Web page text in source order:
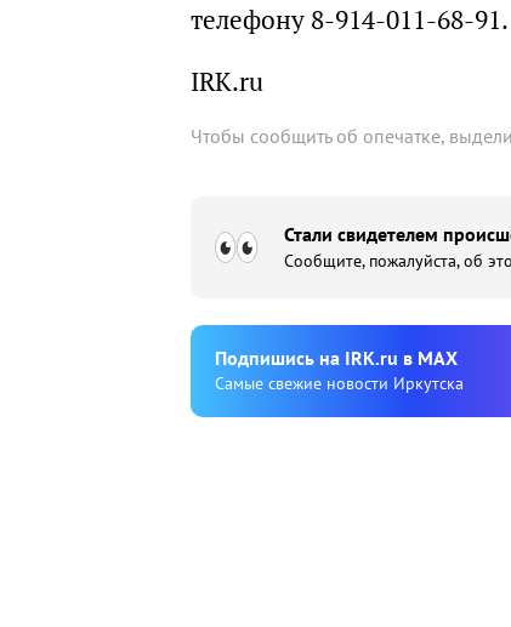
телефону 8-914-011-68-91.
IRK.ru
Чтобы сообщить об опечатке,
Стали свидетелем
Сообщите, пожалуйста, об
Подпишиcь на IRK.ru в MAX
Cамые свежие новости Иркутска